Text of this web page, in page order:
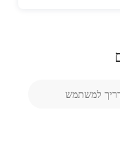
למשתמש